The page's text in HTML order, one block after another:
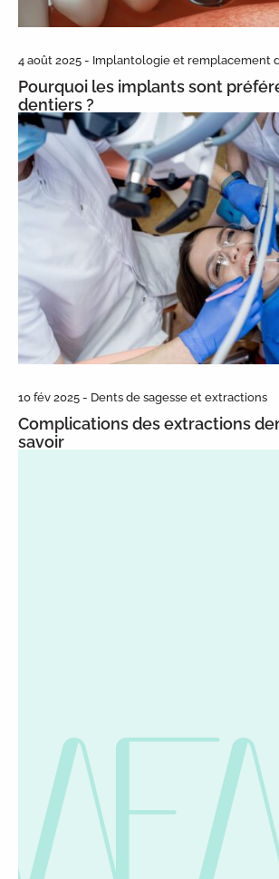
4 août 2025 - Implantologie et remplacement
Pourquoi les implants sont
dentiers ?
10 fév 2025 - Dents de sagesse et extractions
Complications des extractions
savoir